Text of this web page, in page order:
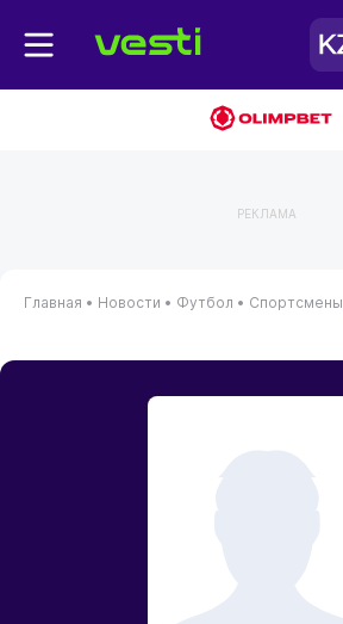
РЕКЛАМА
Главная • Новости • Футбол • Спортсмены